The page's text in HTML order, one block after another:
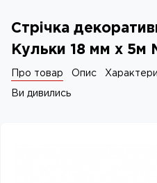
Стрічка
Кульки 18 мм х 5м
Про товар Опис
Ви дивились